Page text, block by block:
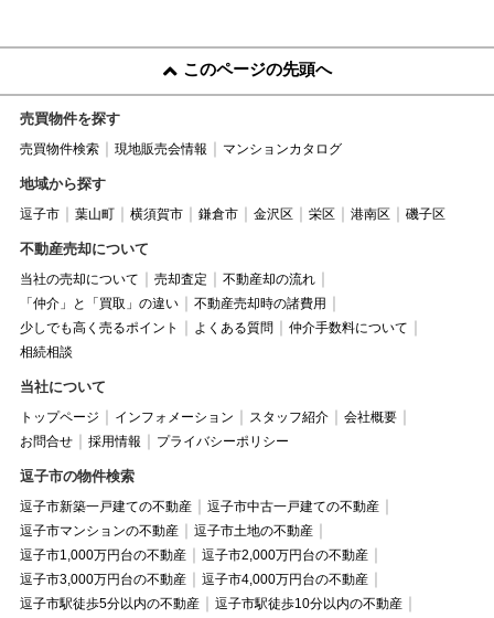
このページの先頭へ
売買物件を探す
売買物件検索 現地販売会情報 マンションカタログ
地域から探す
逗子市 葉山町 横須賀市 鎌倉市 金沢区 栄区 港南区 磯子区
不動産売却について
当社の売却について 売却査定
不動産却の流れ
「仲介」と「買取」の違い
不動産売却時の諸費用
少しでも高く売るポイント
よくある質問
仲介手数料について
相続相談
当社について
トップページ インフォメーション スタッフ紹介
会社概要
お問合せ
採用情報 プライバシーポリシー
逗子市の物件検索
逗子市新築一戸建ての不動産
逗子市中古一戸建ての不動産
逗子市マンションの不動産
逗子市土地の不動産
逗子市1,000万円台の不動産
逗子市2,000万円台の不動産
逗子市3,000万円台の不動産
逗子市4,000万円台の不動産
逗子市駅徒歩5分以内の不動産
逗子市駅徒歩10分以内の不動産